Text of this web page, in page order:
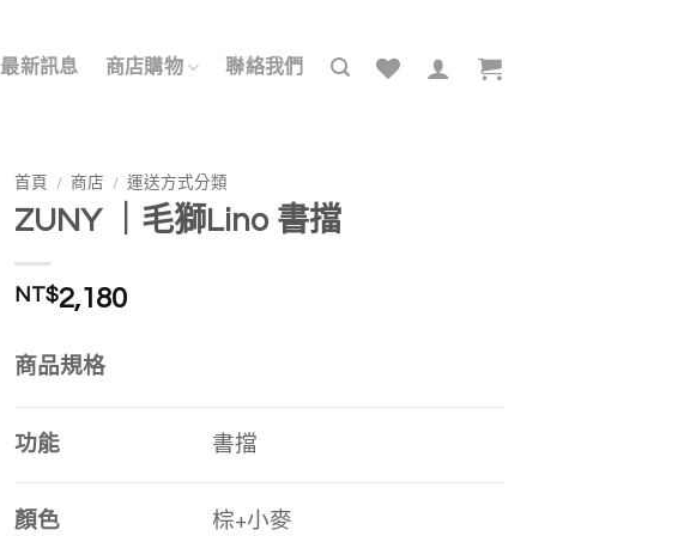
最新訊息 商店購物 聯絡我們
首頁 / 商店 / 運送方式分類
ZUNY ｜毛獅Lino 書擋
NT$2,180
商品規格
功能 書擋
顏色 棕+小麥